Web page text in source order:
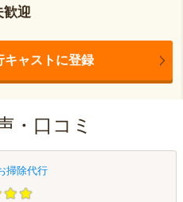
歓迎
キャストに登録
・口コミ
掃除代行